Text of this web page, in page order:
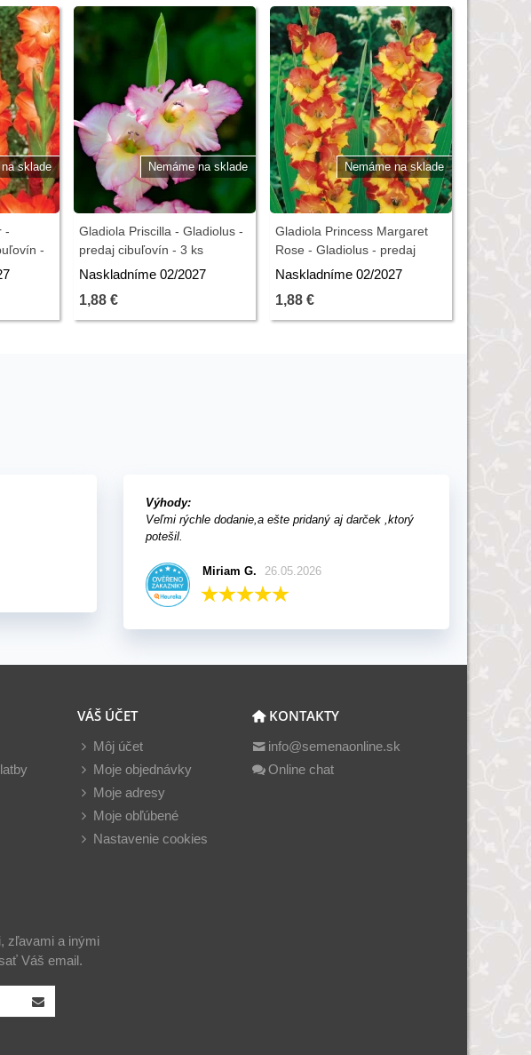
sklade
-
-
Nemáme na sklade
Gladiola Priscilla - Gladiolus -
predaj cibuľovín - 3 ks
Naskladníme 02/2027
1,88 €
Nemáme na sklade
Gladiola Princess Margaret
Rose - Gladiolus - predaj
cibuľovín - 3 ks
Naskladníme 02/2027
1,88 €
Výhody:
Veľmi rýchle dodanie,a ešte pridaný aj darček ,ktorý
potešil.
Miriam G. 26.05.2026
VÁŠ ÚČET
Môj účet
Moje objednávky
Moje adresy
Moje obľúbené
Nastavenie cookies
KONTAKTY
info@semenaonline.sk
Online chat
zľavami a inými
Váš email.